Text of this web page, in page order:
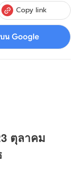
Copy link
บน Google
ตุลาคม